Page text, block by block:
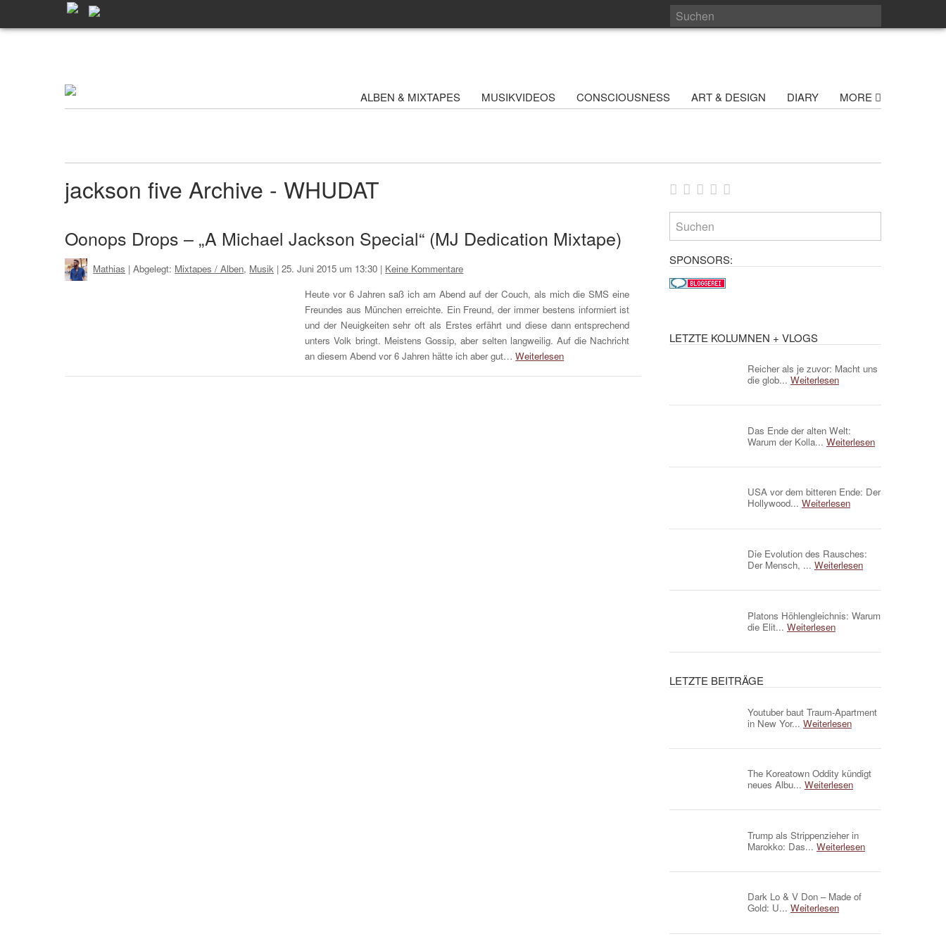
ALBEN & MIXTAPES MUSIKVIDEOS CONSCIOUSNESS ART & DESIGN DIARY MORE
jackson five Archive - WHUDAT
Oonops Drops – „A Michael Jackson Special“ (MJ Dedication Mixtape)
Mathias | Abgelegt: Mixtapes / Alben, Musik |25. Juni 2015 um 13:30 | Keine Kommentare
Heute vor 6 Jahren saß ich am Abend auf der Couch, als mich die SMS eine
Freundes aus München erreichte. Ein Freund, der immer bestens informiert ist
und der Neuigkeiten sehr oft als Erstes erfährt und diese dann entsprechend
unters Volk bringt. Meistens Gossip, aber selten langweilig. Auf die Nachricht
an diesem Abend vor 6 Jahren hätte ich aber gut…Weiterlesen
SPONSORS:
LETZTE KOLUMNEN + VLOGS
Reicher als je zuvor: Macht uns
die glob... Weiterlesen
Das Ende der alten Welt:
Warum der Kolla... Weiterlesen
USA vor dem bitteren Ende: Der
Hollywood... Weiterlesen
Die Evolution des Rausches:
Der Mensch, ... Weiterlesen
Platons Höhlengleichnis: Warum
die Elit... Weiterlesen
LETZTE BEITRÄGE
Youtuber baut Traum-Apartment
in New Yor... Weiterlesen
The Koreatown Oddity kündigt
neues Albu... Weiterlesen
Trump als Strippenzieher in
Marokko: Das... Weiterlesen
Dark Lo & V Don – Made of
Gold: U... Weiterlesen